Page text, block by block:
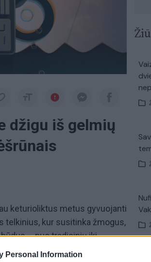
Personal Information
džigu iš gelmių
keturioliktus metus gyvuojanti
telkinius, kur susitinka žmogus,
– nuo tradicinių iki
katerius, naujausias